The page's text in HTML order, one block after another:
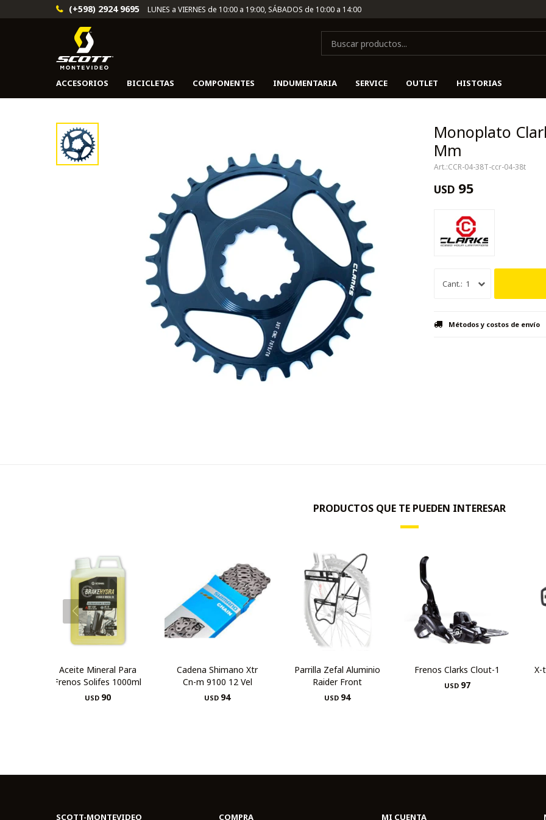
ACCESORIOS BICICLETAS COMPONENTES INDUMENTARIA SERVICE OUTLET HISTORIAS
(+598) 2924 9695 LUNES a VIERNES de 10:00 a 19:00, SÁBADOS de 10:00 a 14:00
Monoplato
Mm
CCR-04-38T-ccr-04-38t
USD 95
1
Métodos y costos de envío
PRODUCTOS QUE TE PUEDEN INTERESAR
Aceite Mineral Para
Frenos Solifes 1000ml
USD 90
Cadena Shimano Xtr
Cn-m 9100 12 Vel
USD 94
Parrilla Zefal Aluminio
Raider Front
USD 94
Frenos Clarks Clout-1
USD 97
X-
SCOTT-MONTEVIDEO COMPRA MI CUENTA